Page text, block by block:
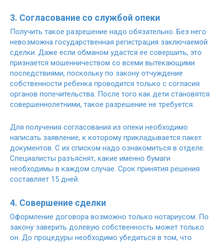
3. Согласование со службой опеки
Получить такое разрешение надо обязательно. Без него
невозможна государственная регистрация заключаемой
сделки. Даже если обманом удастся ее совершить, это
признается мошенничеством со всеми вытекающими
последствиями, поскольку по закону отчуждение
собственности ребенка проводится только с согласия
органов попечительства. После того как дети становятся
совершеннолетними, такое разрешение не требуется.
Для получения согласования из опеки необходимо
написать заявление, к которому прикладывается пакет
документов. С их списком надо ознакомиться в отделе.
Специалисты разъяснят, какие именно бумаги
необходимы в каждом случае. Срок принятия решения
составляет 15 дней.
4. Совершение сделки
Оформление договора возможно только нотариусом. По
закону заверить долевую собственность может только
он. До процедуры необходимо убедиться в том, что